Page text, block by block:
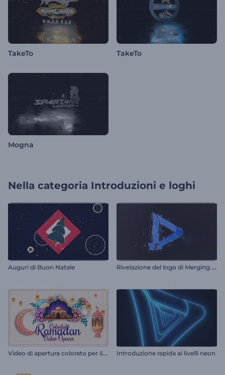
TakeTo TakeTo
Mogna
Nella categoria Introduzioni e loghi
Auguri di Buon Natale R
ivelazione del logo di Merging Fragments
V
ideo di apertura colorato per il Ramadan Introduzione rapida ai livelli neon